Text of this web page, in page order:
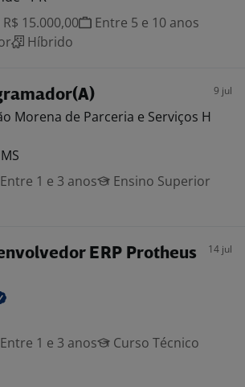
15.000,00
Entre 5 e 10 anos
Híbrido
9 jul
Morena de Parceria e Serviços H
Entre 1 e 3 anos
Ensino Superior
ERP Protheus
14 jul
Entre 1 e 3 anos
Curso Técnico